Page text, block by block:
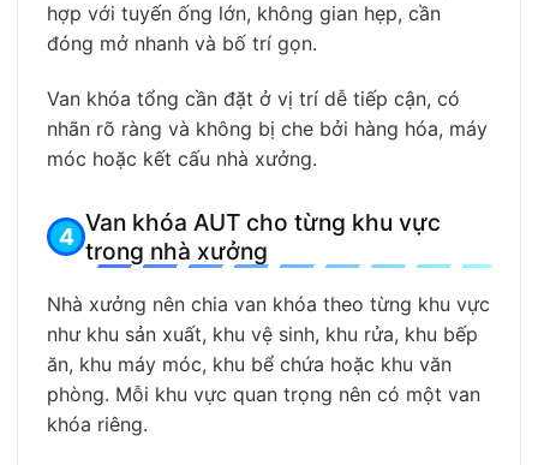
hợp với tuyến ống lớn, không gian hẹp, cần
đóng mở nhanh và bố trí gọn.
Van khóa tổng cần đặt ở vị trí dễ tiếp cận, có
nhãn rõ ràng và không bị che bởi hàng hóa, máy
móc hoặc kết cấu nhà xưởng.
Van khóa AUT cho từng khu vực
trong nhà xưởng
Nhà xưởng nên chia van khóa theo từng khu vực
như khu sản xuất, khu vệ sinh, khu rửa, khu bếp
ăn, khu máy móc, khu bể chứa hoặc khu văn
phòng. Mỗi khu vực quan trọng nên có một van
khóa riêng.